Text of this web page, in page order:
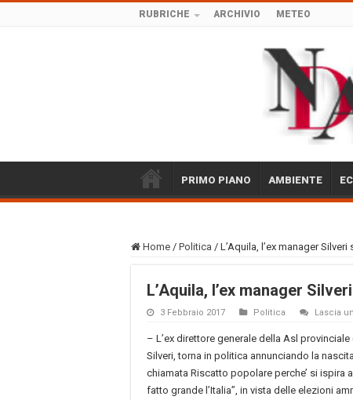
RUBRICHE ARCHIVIO METEO
PRIMO PIANO AMBIENTE
Home / Politica / L’Aquila, l’ex manager
L’Aquila, l’ex manager
3 Febbraio 2017 Politica Lascia
– L’ex direttore generale della Asl provinciale
Silveri, torna in politica annunciando la
chiamata Riscatto popolare perche’ si ispira
fatto grande l’Italia”, in vista delle elezioni